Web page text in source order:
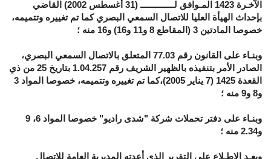
الآخـرة 1423 المـوافق لــــــــــــــ (31 أغسطس 2002) القاضي
بإحداث الهيأة العليا للاتصال السمعي البصري كما تم تغييره وتتميمه،
خصوصا المادتين 3 (المقاطع 8 و11 و16) و16 منه ؛
وبنـاء على القانون رقم 77.03 المتعلق بالاتصال السمعي البصري،
الصادر الأمر بتنفيذه بالظهير الشريف رقم 1.04.257 بتاريخ 25 من ذي
القعدة 1425 (7 يناير 2005)،كما تم تغييره وتتميمه، خصوصا المواد 3
و8 و9 منه ؛
وبنـاء على دفتر تحملات شركة "شدى راديو" خصوصا المواد 6، 9
و2.34 منه ؛
وبعـد الإطـلاع على التقرير الذي أعدته المديرية العامة للاتصال